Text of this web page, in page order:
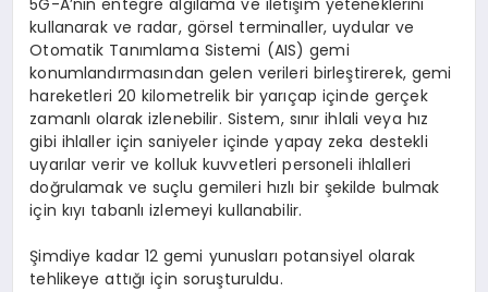
kullanarak ve radar, görsel terminaller, uydular ve
Otomatik Tanımlama Sistemi (AIS) gemi
konumlandırmasından gelen verileri birleştirerek, gemi
hareketleri 20 kilometrelik bir yarıçap içinde gerçek
zamanlı olarak izlenebilir. Sistem, sınır ihlali veya hız
gibi ihlaller için saniyeler içinde yapay zeka destekli
uyarılar verir ve kolluk kuvvetleri personeli ihlalleri
doğrulamak ve suçlu gemileri hızlı bir şekilde bulmak
için kıyı tabanlı izlemeyi kullanabilir.
Şimdiye kadar 12 gemi yunusları potansiyel olarak
tehlikeye attığı için soruşturuldu.